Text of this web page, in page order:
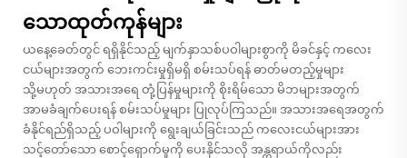
သောထုတ်ကုန်များ
ယနေ့ခေတ်တွင် ရရှိနိုင်သည့် မျက်နှာသစ်ပဝါများစွာကို မိခင်နှင့် ကလေး
ငယ်များအတွက် ဘေးကင်းမှုရှိမရှိ စမ်းသပ်ရန် ဓာတ်မတည့်မှုများ
သို့မဟုတ် အသားအရေ တုံ့ပြန်မှုများကို စိုးရိမ်သော မိဘများအတွက်
အာမခံချက်ပေးရန် စမ်းသပ်မှုများ ပြုလုပ်ကြသည်။ အသားအရေအတွက်
ခံနိုင်ရည်ရှိသည့် ပဝါများကို ရွေးချယ်ခြင်းသည် ကလေးငယ်များအား
သင့်တော်သော စောင့်ရှောက်မှုကို ပေးနိုင်သလို အန္တရာယ်ကိုလည်း